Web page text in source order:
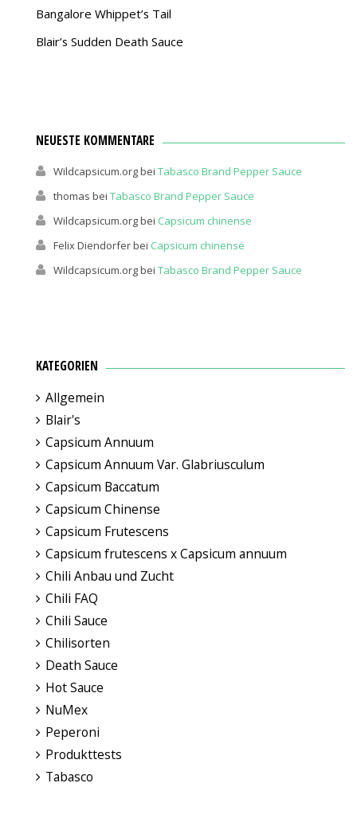
Bangalore Whippet’s Tail
Blair’s Sudden Death Sauce
NEUESTE KOMMENTARE
Wildcapsicum.orgbei Tabasco Brand Pepper Sauce
thomas bei Tabasco Brand Pepper Sauce
Wildcapsicum.orgbei Capsicum chinense
Felix Diendorferbei Capsicum chinense
Wildcapsicum.orgbei Tabasco Brand Pepper Sauce
KATEGORIEN
Allgemein
Blair's
Capsicum Annuum
Capsicum Annuum Var. Glabriusculum
Capsicum Baccatum
Capsicum Chinense
Capsicum Frutescens
Capsicum frutescens x Capsicum annuum
Chili Anbau und Zucht
Chili FAQ
Chili Sauce
Chilisorten
Death Sauce
Hot Sauce
NuMex
Peperoni
Produkttests
Tabasco